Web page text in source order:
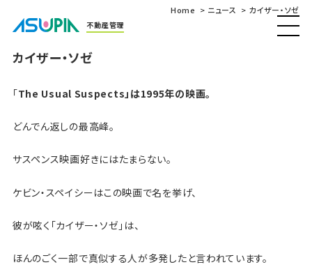
不動産管理
Home ニュース カイザー・ソゼ
カイザー・ソゼ
「The Usual Suspects」は1995年の映画。
どんでん返しの最高峰。
サスペンス映画好きにはたまらない。
ケビン・スペイシーはこの映画で名を挙げ、
彼が呟く「カイザー・ソゼ」は、
ほんのごく一部で真似する人が多発したと言われています。